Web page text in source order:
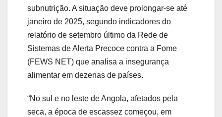
subnutrição. A situação deve prolongar-se até
janeiro de 2025, segundo indicadores do
relatório de setembro último da Rede de
Sistemas de Alerta Precoce contra a Fome
(FEWS NET) que analisa a insegurança
alimentar em dezenas de países.
“No sul e no leste de Angola, afetados pela
seca, a época de escassez começou, em